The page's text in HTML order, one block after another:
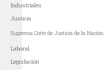
Industriales
Justicia
Suprema Corte de Justicia de la Nación
Laboral
Legislación